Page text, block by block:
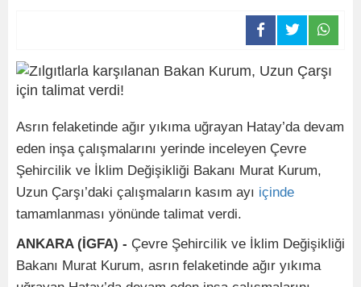
Asrın felaketinde ağır yıkıma uğrayan Hatay’da devam
eden inşa çalışmalarını yerinde inceleyen Çevre
Şehircilik ve İklim Değişikliği Bakanı Murat Kurum,
Uzun Çarşı’daki çalışmaların kasım ayı içinde
tamamlanması yönünde talimat verdi.
ANKARA (İGFA) - Çevre Şehircilik ve İklim Değişikliği
Bakanı Murat Kurum, asrın felaketinde ağır yıkıma